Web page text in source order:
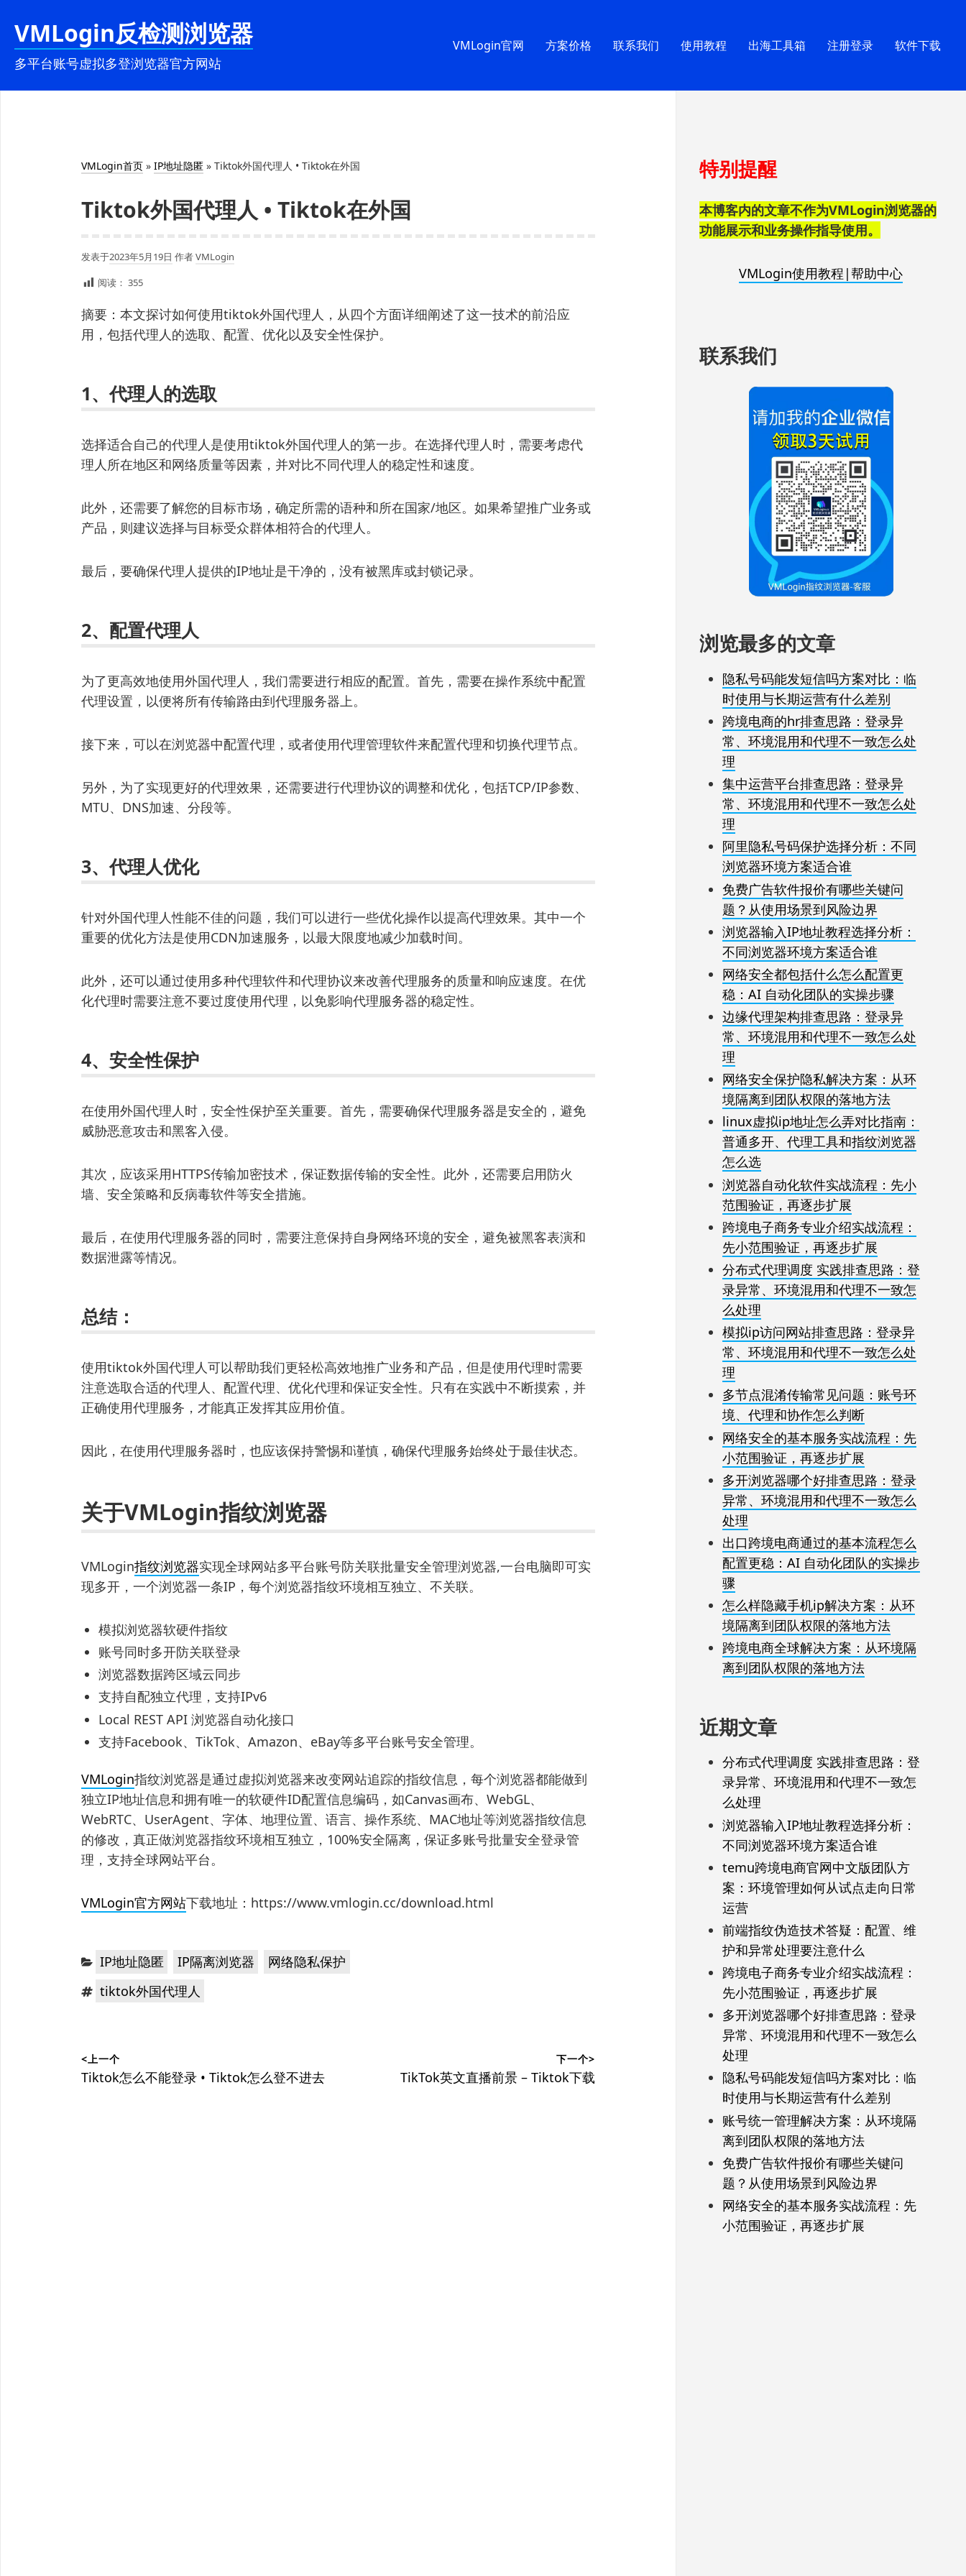
VMLogin反检测浏览器
多平台账号虚拟多登浏览器官方网站
VMLogin官网 方案价格 联系我们 使用教程 出海工具箱 注册登录 软件下载
VMLogin首页 » IP地址隐匿 » Tiktok外国代理人 • Tiktok在外国
Tiktok外国代理人 • Tiktok在外国
发表于2023年5月19日 作者VMLogin
阅读： 355
摘要：本文探讨如何使用tiktok外国代理人，从四个方面详细阐述了这一技术的前沿应
用，包括代理人的选取、配置、优化以及安全性保护。
1、代理人的选取
选择适合自己的代理人是使用tiktok外国代理人的第一步。在选择代理人时，需要考虑代
理人所在地区和网络质量等因素，并对比不同代理人的稳定性和速度。
此外，还需要了解您的目标市场，确定所需的语种和所在国家/地区。如果希望推广业务或
产品，则建议选择与目标受众群体相符合的代理人。
最后，要确保代理人提供的IP地址是干净的，没有被黑库或封锁记录。
2、配置代理人
为了更高效地使用外国代理人，我们需要进行相应的配置。首先，需要在操作系统中配置
代理设置，以便将所有传输路由到代理服务器上。
接下来，可以在浏览器中配置代理，或者使用代理管理软件来配置代理和切换代理节点。
另外，为了实现更好的代理效果，还需要进行代理协议的调整和优化，包括TCP/IP参数、
MTU、DNS加速、分段等。
3、代理人优化
针对外国代理人性能不佳的问题，我们可以进行一些优化操作以提高代理效果。其中一个
重要的优化方法是使用CDN加速服务，以最大限度地减少加载时间。
此外，还可以通过使用多种代理软件和代理协议来改善代理服务的质量和响应速度。在优
化代理时需要注意不要过度使用代理，以免影响代理服务器的稳定性。
4、安全性保护
在使用外国代理人时，安全性保护至关重要。首先，需要确保代理服务器是安全的，避免
威胁恶意攻击和黑客入侵。
其次，应该采用HTTPS传输加密技术，保证数据传输的安全性。此外，还需要启用防火
墙、安全策略和反病毒软件等安全措施。
最后，在使用代理服务器的同时，需要注意保持自身网络环境的安全，避免被黑客表演和
数据泄露等情况。
总结：
使用tiktok外国代理人可以帮助我们更轻松高效地推广业务和产品，但是使用代理时需要
注意选取合适的代理人、配置代理、优化代理和保证安全性。只有在实践中不断摸索，并
正确使用代理服务，才能真正发挥其应用价值。
因此，在使用代理服务器时，也应该保持警惕和谨慎，确保代理服务始终处于最佳状态。
关于VMLogin指纹浏览器
VMLogin指纹浏览器实现全球网站多平台账号防关联批量安全管理浏览器,一台电脑即可实
现多开，一个浏览器一条IP，每个浏览器指纹环境相互独立、不关联。
模拟浏览器软硬件指纹
账号同时多开防关联登录
浏览器数据跨区域云同步
支持自配独立代理，支持IPv6
Local REST API 浏览器自动化接口
支持Facebook、TikTok、Amazon、eBay等多平台账号安全管理。
VMLogin指纹浏览器是通过虚拟浏览器来改变网站追踪的指纹信息，每个浏览器都能做到
独立IP地址信息和拥有唯一的软硬件ID配置信息编码，如Canvas画布、WebGL、
WebRTC、UserAgent、字体、地理位置、语言、操作系统、MAC地址等浏览器指纹信息
的修改，真正做浏览器指纹环境相互独立，100%安全隔离，保证多账号批量安全登录管
理，支持全球网站平台。
VMLogin官方网站下载地址：https://www.vmlogin.cc/download.html
分 IP地址隐匿 ，
IP隔离浏览器 ，
网络隐私保护
标 tiktok外国代理人
章
<上一个
上
Tiktok怎么不能登录 • Tiktok怎么登不进去
下一个>
下
TikTok英文直播前景 – Tiktok下载
至
脚
特别提醒
本博客内的文章不作为VMLogin浏览器的
功能展示和业务操作指导使用。
VMLogin使用教程|帮助中心
联系我们
浏览最多的文章
隐私号码能发短信吗方案对比：临
时使用与长期运营有什么差别
跨境电商的hr排查思路：登录异
常、环境混用和代理不一致怎么处
理
集中运营平台排查思路：登录异
常、环境混用和代理不一致怎么处
理
阿里隐私号码保护选择分析：不同
浏览器环境方案适合谁
免费广告软件报价有哪些关键问
题？从使用场景到风险边界
浏览器输入IP地址教程选择分析：
不同浏览器环境方案适合谁
网络安全都包括什么怎么配置更
稳：AI 自动化团队的实操步骤
边缘代理架构排查思路：登录异
常、环境混用和代理不一致怎么处
理
网络安全保护隐私解决方案：从环
境隔离到团队权限的落地方法
linux虚拟ip地址怎么弄对比指南：
普通多开、代理工具和指纹浏览器
怎么选
浏览器自动化软件实战流程：先小
范围验证，再逐步扩展
跨境电子商务专业介绍实战流程：
先小范围验证，再逐步扩展
分布式代理调度 实践排查思路：登
录异常、环境混用和代理不一致怎
么处理
模拟ip访问网站排查思路：登录异
常、环境混用和代理不一致怎么处
理
多节点混淆传输常见问题：账号环
境、代理和协作怎么判断
网络安全的基本服务实战流程：先
小范围验证，再逐步扩展
多开浏览器哪个好排查思路：登录
异常、环境混用和代理不一致怎么
处理
出口跨境电商通过的基本流程怎么
配置更稳：AI 自动化团队的实操步
骤
怎么样隐藏手机ip解决方案：从环
境隔离到团队权限的落地方法
跨境电商全球解决方案：从环境隔
离到团队权限的落地方法
近期文章
分布式代理调度 实践排查思路：登
录异常、环境混用和代理不一致怎
么处理
浏览器输入IP地址教程选择分析：
不同浏览器环境方案适合谁
temu跨境电商官网中文版团队方
案：环境管理如何从试点走向日常
运营
前端指纹伪造技术答疑：配置、维
护和异常处理要注意什么
跨境电子商务专业介绍实战流程：
先小范围验证，再逐步扩展
多开浏览器哪个好排查思路：登录
异常、环境混用和代理不一致怎么
处理
隐私号码能发短信吗方案对比：临
时使用与长期运营有什么差别
账号统一管理解决方案：从环境隔
离到团队权限的落地方法
免费广告软件报价有哪些关键问
题？从使用场景到风险边界
网络安全的基本服务实战流程：先
小范围验证，再逐步扩展